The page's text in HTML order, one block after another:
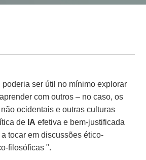
poderia ser útil no mínimo explorar
com outros – no caso, os
ocidentais e outras culturas
de IA efetiva e bem-justificada
tocar em discussões ético-
filosóficas ".